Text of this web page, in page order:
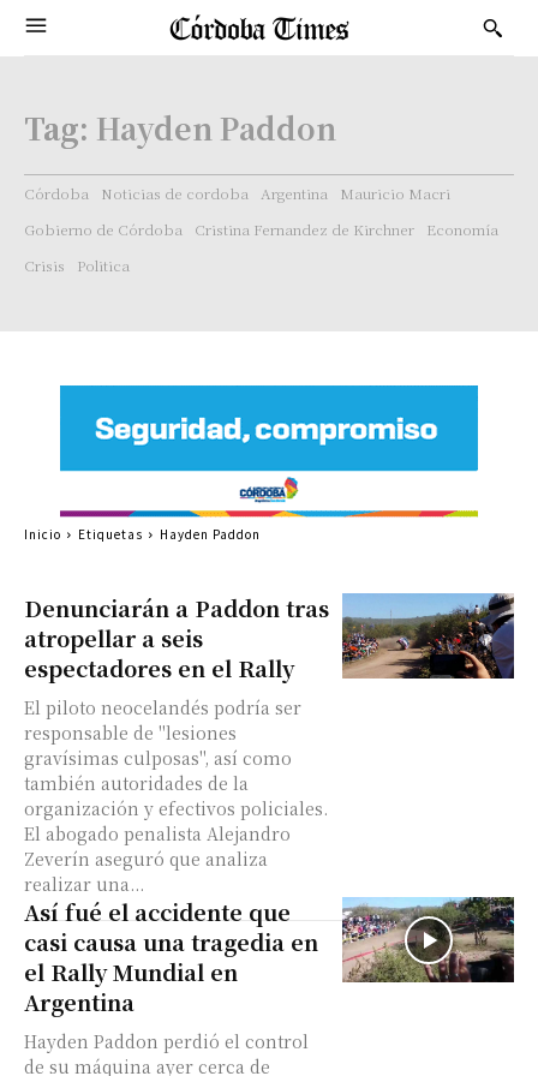
Tag: Hayden Paddon
Córdoba Noticias de cordoba Argentina
Mauricio Macri
Gobierno de Córdoba
Cristina Fernandez de Kirchner
Economía
Crisis
Politica
Denunciarán a Paddon tras
atropellar a seis
espectadores en el Rally
El piloto neocelandés podría ser
responsable de "lesiones
gravísimas culposas", así como
también autoridades de la
organización y efectivos policiales.
El abogado penalista Alejandro
Zeverín aseguró que analiza
realizar una...
Así fué el accidente que
casi causa una tragedia en
el Rally Mundial en
Argentina
Hayden Paddon perdió el control
de su máquina ayer cerca de
Inicio Etiquetas Hayden Paddon